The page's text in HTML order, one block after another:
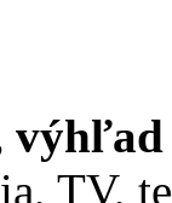
TV,